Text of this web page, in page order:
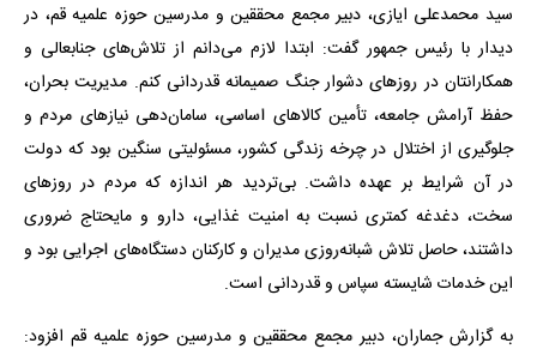
سید محمدعلی ایازی، دبیر مجمع محققین و مدرسین حوزه علمیه قم، در
دیدار با رئیس جمهور گفت: ابتدا لازم می‌دانم از تلاش‌های جنابعالی و
همکارانتان در روزهای دشوار جنگ صمیمانه قدردانی کنم. مدیریت بحران،
حفظ آرامش جامعه، تأمین کالاهای اساسی، سامان‌دهی نیازهای مردم و
جلوگیری از اختلال در چرخه زندگی کشور، مسئولیتی سنگین بود که دولت
در آن شرایط بر عهده داشت. بی‌تردید هر اندازه که مردم در روزهای
سخت، دغدغه کمتری نسبت به امنیت غذایی، دارو و مایحتاج ضروری
داشتند، حاصل تلاش شبانه‌روزی مدیران و کارکنان دستگاه‌های اجرایی بود و
این خدمات شایسته سپاس و قدردانی است.
به گزارش جماران، دبیر مجمع محققین و مدرسین حوزه علمیه قم افزود: